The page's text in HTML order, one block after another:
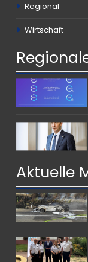
Regional
Wirtschaft
Aktuelle